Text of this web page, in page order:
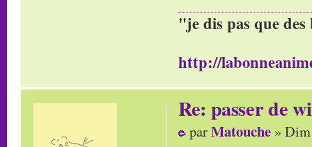
"je dis pas que
http://
Re: passer de
parMatouche »